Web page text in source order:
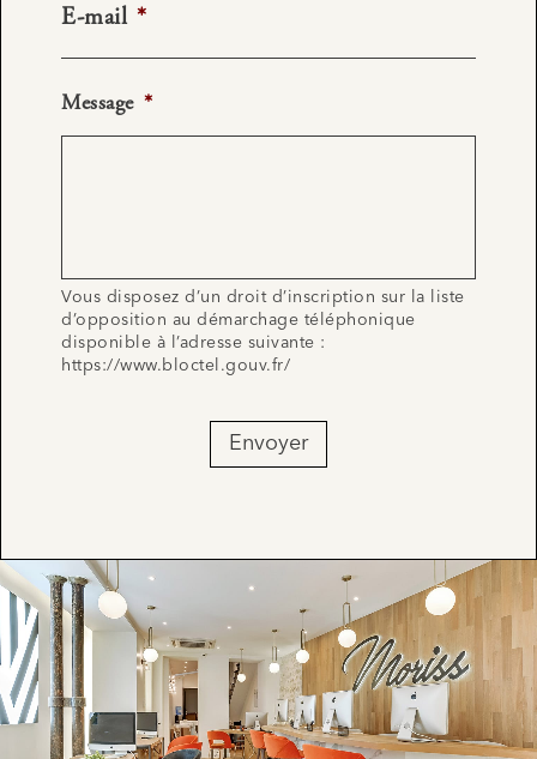
E-mail *
Message *
Vous disposez d’un droit d’inscription sur la liste
d’opposition au démarchage téléphonique
disponible à l’adresse suivante :
https://www.bloctel.gouv.fr/
Envoyer